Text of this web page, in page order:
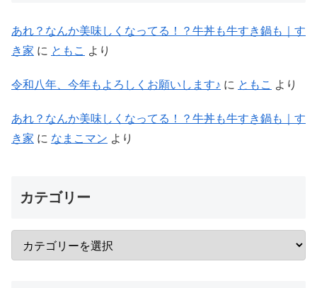
あれ？なんか美味しくなってる！？牛丼も牛すき鍋も｜す
き家 に ともこ より
令和八年、今年もよろしくお願いします♪ に ともこ より
あれ？なんか美味しくなってる！？牛丼も牛すき鍋も｜す
き家 に なまこマン より
カテゴリー